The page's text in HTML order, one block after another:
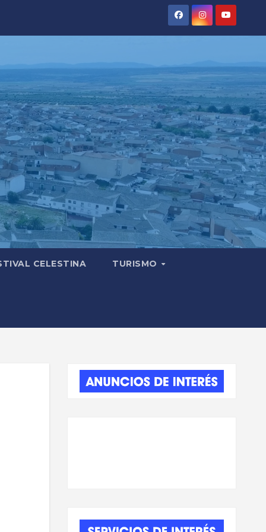
CELESTINA TURISMO